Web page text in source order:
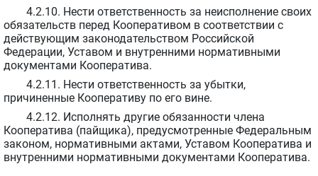
4.2.10. Нести ответственность за неисполнение своих
обязательств перед Кооперативом в соответствии с
действующим законодательством Российской
Федерации, Уставом и внутренними нормативными
документами Кооператива.
4.2.11. Нести ответственность за убытки,
причиненные Кооперативу по его вине.
4.2.12. Исполнять другие обязанности члена
Кооператива (пайщика), предусмотренные Федеральным
законом, нормативными актами, Уставом Кооператива и
внутренними нормативными документами Кооператива.